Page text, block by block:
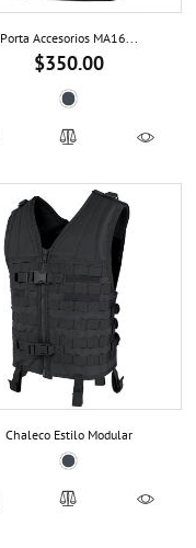
Porta Accesorios MA16...
Precio
$350.00
Black
Chaleco Estilo Modular
Black